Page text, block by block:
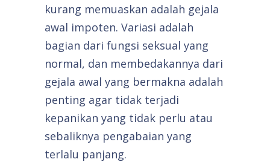
kurang memuaskan adalah gejala
awal impoten. Variasi adalah
bagian dari fungsi seksual yang
normal, dan membedakannya dari
gejala awal yang bermakna adalah
penting agar tidak terjadi
kepanikan yang tidak perlu atau
sebaliknya pengabaian yang
terlalu panjang.